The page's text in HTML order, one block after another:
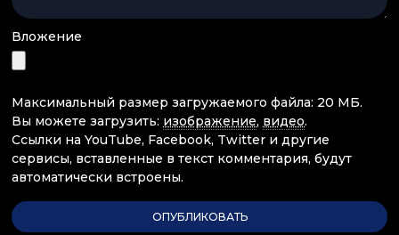
Вложение
Максимальный размер загружаемого файла: 20 МБ.
Вы можете загрузить: изображение, видео.
Ссылки на YouTube, Facebook, Twitter и другие
сервисы, вставленные в текст комментария, будут
автоматически встроены.